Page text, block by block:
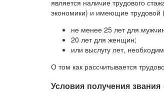
является наличие трудового
экономики) и имеющие трудовой
не менее 25 лет для
20 лет для женщин;
или выслугу лет,
О том как рассчитывается
Условия получения